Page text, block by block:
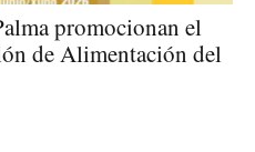
promocionan el
de Alimentación del